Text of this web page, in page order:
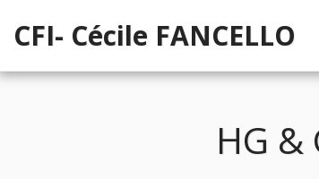
CFI- Cécile FANCELLO
HG &